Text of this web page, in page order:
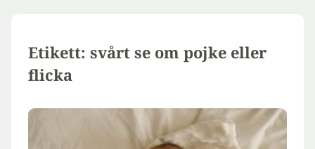
Etikett: svårt se om pojke eller
flicka